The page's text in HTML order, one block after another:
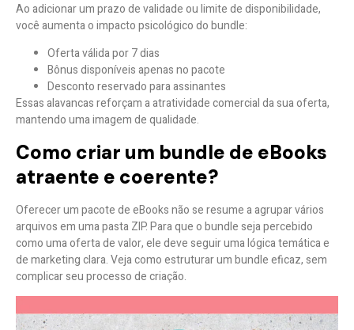
Ao adicionar umprazo de validade ou limite de disponibilidade,
você aumenta o impacto psicológico do bundle:
Oferta válida por 7 dias
Bônus disponíveis apenas no pacote
Desconto reservado para assinantes
Essas alavancas reforçam aatratividade comercialda sua oferta,
mantendo uma imagem de qualidade.
Como criar um bundle de eBooks
atraente e coerente?
Oferecer um pacote de eBooks não se resume a agrupar vários
arquivos em uma pasta ZIP. Para que o bundle seja percebido
como uma oferta de valor, ele deve seguir uma lógica temática e
de marketing clara. Veja como estruturar um bundle eficaz, sem
complicar seu processo de criação.